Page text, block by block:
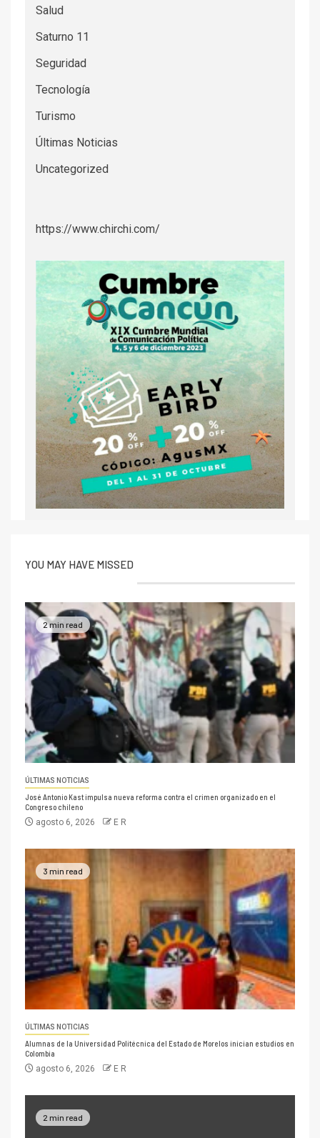
Salud
Saturno 11
Seguridad
Tecnología
Turismo
Últimas Noticias
Uncategorized
https://www.chirchi.com/
YOU MAY HAVE MISSED
2 min read
ÚLTIMAS NOTICIAS
José Antonio Kast impulsa nueva reforma contra el crimen organizado en el
Congreso chileno
agosto 6, 2026 E R
3 min read
ÚLTIMAS NOTICIAS
Alumnas de la Universidad Politécnica del Estado de Morelos inician estudios en
Colombia
agosto 6, 2026 E R
2 min read